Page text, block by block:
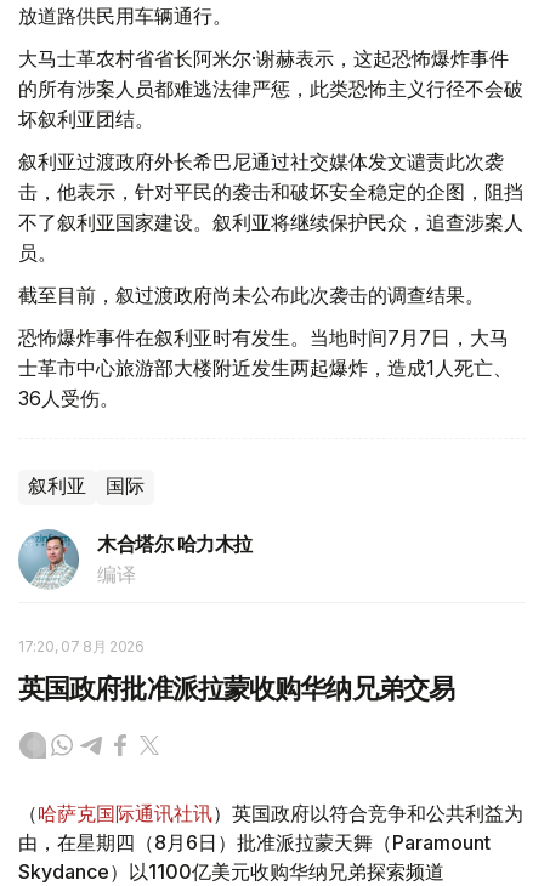
放道路供民用车辆通行。
大马士革农村省省长阿米尔·谢赫表示，这起恐怖爆炸事件
的所有涉案人员都难逃法律严惩，此类恐怖主义行径不会破
坏叙利亚团结。
叙利亚过渡政府外长希巴尼通过社交媒体发文谴责此次袭
击，他表示，针对平民的袭击和破坏安全稳定的企图，阻挡
不了叙利亚国家建设。叙利亚将继续保护民众，追查涉案人
员。
截至目前，叙过渡政府尚未公布此次袭击的调查结果。
恐怖爆炸事件在叙利亚时有发生。当地时间7月7日，大马
士革市中心旅游部大楼附近发生两起爆炸，造成1人死亡、
36人受伤。
叙利亚 国际
木合塔尔 哈力木拉
编译
17:20, 07 8月 2026
英国政府批准派拉蒙收购华纳兄弟交易
（哈萨克国际通讯社讯）英国政府以符合竞争和公共利益为
由，在星期四（8月6日）批准派拉蒙天舞（Paramount
Skydance）以1100亿美元收购华纳兄弟探索频道